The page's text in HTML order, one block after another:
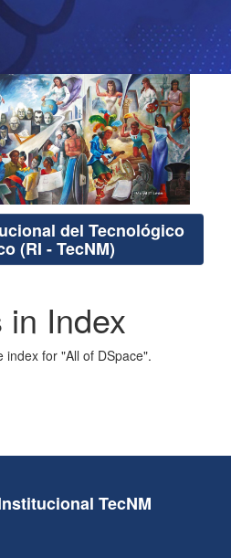
del Tecnológico
(RI - TecNM)
in Index
for "All of DSpace".
TecNM